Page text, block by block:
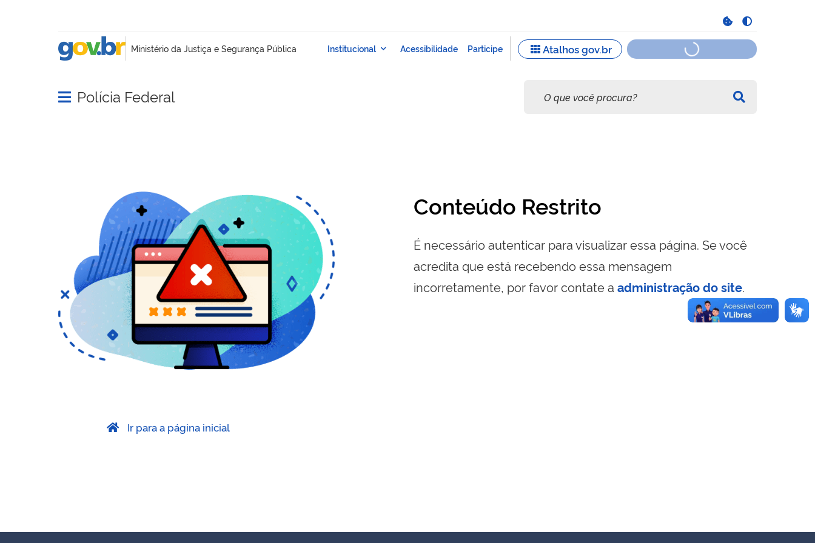
Abrir menu principal de navegação
Polícia Federal
Conteúdo Restrito
É necessário autenticar para visualizar essa página. Se você
acredita que está recebendo essa mensagem
incorretamente, por favor contate a administração do site.
Ir para a página inicial